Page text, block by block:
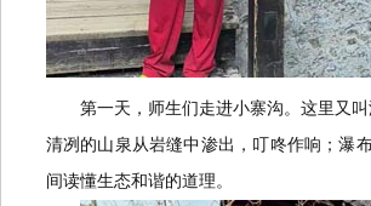
第一天，师生们走进小寨沟。这里又
清冽的山泉从岩缝中渗出，叮咚作响；瀑
间读懂生态和谐的道理。